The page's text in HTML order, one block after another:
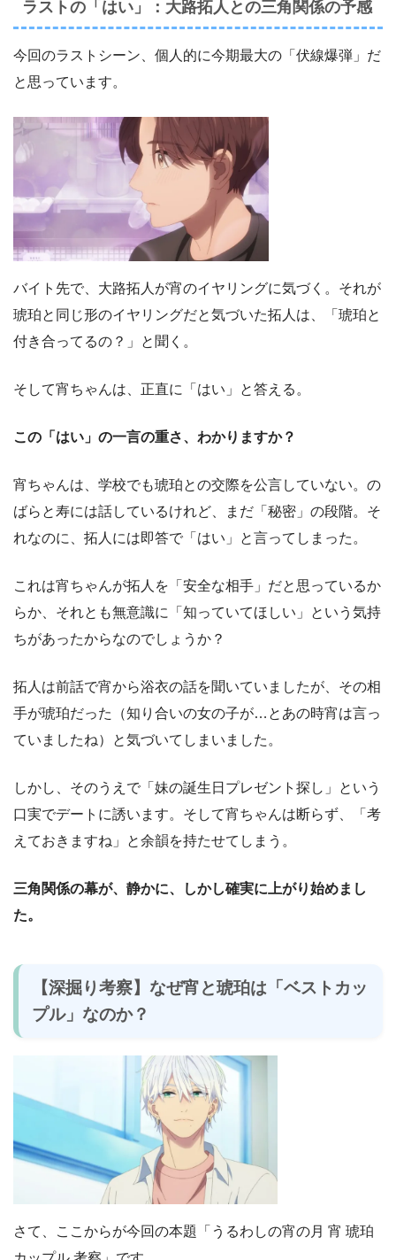
ラストの「はい」：大路拓人との三角関係の予感
今回のラストシーン、個人的に今期最大の「伏線爆弾」だ
と思っています。
バイト先で、大路拓人が宵のイヤリングに気づく。それが
琥珀と同じ形のイヤリングだと気づいた拓人は、「琥珀と
付き合ってるの？」と聞く。
そして宵ちゃんは、正直に「はい」と答える。
この「はい」の一言の重さ、わかりますか？
宵ちゃんは、学校でも琥珀との交際を公言していない。の
ばらと寿には話しているけれど、まだ「秘密」の段階。そ
れなのに、拓人には即答で「はい」と言ってしまった。
これは宵ちゃんが拓人を「安全な相手」だと思っているか
らか、それとも無意識に「知っていてほしい」という気持
ちがあったからなのでしょうか？
拓人は前話で宵から浴衣の話を聞いていましたが、その相
手が琥珀だった（知り合いの女の子が…とあの時宵は言っ
ていましたね）と気づいてしまいました。
しかし、そのうえで「妹の誕生日プレゼント探し」という
口実でデートに誘います。そして宵ちゃんは断らず、「考
えておきますね」と余韻を持たせてしまう。
三角関係の幕が、静かに、しかし確実に上がり始めまし
た。
【深掘り考察】なぜ宵と琥珀は「ベストカッ
プル」なのか？
さて、ここからが今回の本題「うるわしの宵の月 宵 琥珀